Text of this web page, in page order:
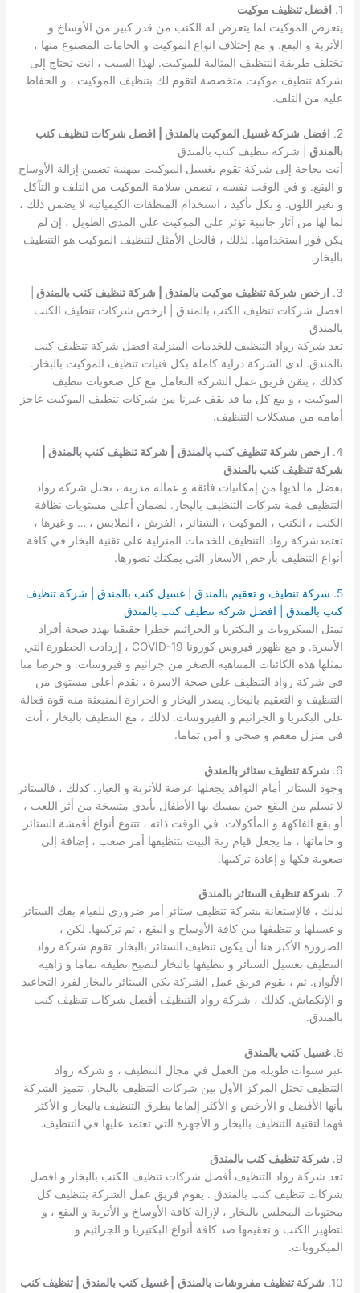
1.
افضل تنظيف موكيت
يتعرض الموكيت لما يتعرض له الكنب من قدر كبير من الأوساخ و
الأتربة و البقع. و مع إختلاف انواع الموكيت و الخامات المصنوع منها ،
تختلف طريقة التنظيف المثالية للموكيت. لهذا السبب ، انت تحتاج إلى
شركة تنظيف موكيت متخصصة لتقوم لك بتنظيف الموكيت ، و الحفاظ
عليه من التلف.
2. افضل شركة غسيل الموكيت بالمندق | افضل شركات تنظيف كنب
بالمندق | شركه تنظيف كنب بالمندق
أنت بحاجة إلى شركة تقوم بغسيل الموكيت بمهنية تضمن إزالة الأوساخ
و البقع. و في الوقت نفسه ، تضمن سلامة الموكيت من التلف و التآكل
و تغير اللون. و بكل تأكيد ، استخدام المنظفات الكيميائية لا يضمن ذلك ،
لما لها من آثار جانبية تؤثر على الموكيت على المدى الطويل ، إن لم
يكن فور استخدامها. لذلك ، فالحل الأمثل لتنظيف الموكيت هو التنظيف
بالبخار.
3. ارخص شركة تنظيف موكيت بالمندق | شركة تنظيف كنب بالمندق
افضل شركات تنظيف الكنب بالمندق | ارخص شركات تنظيف الكنب
بالمندق
تعد شركة رواد التنظيف للخدمات المنزلية افضل شركة تنظيف كنب
بالمندق. لدى الشركة دراية كاملة بكل فنيات تنظيف الموكيت بالبخار.
كذلك ، يتقن فريق عمل الشركة التعامل مع كل صعوبات تنظيف
الموكيت ، و مع كل ما قد يقف غيرنا من شركات تنظيف الموكيت عاجز
أمامه من مشكلات التنظيف.
4. ارخص شركة تنظيف كنب بالمندق
| شركة تنظيف كنب بالمندق |
شركة تنظيف كنب بالمندق
بفضل ما لديها من إمكانيات فائقة و عمالة مدربة ، تحتل شركة رواد
التنظيف قمة شركات التنظيف بالبخار. لضمان أعلى مستويات نظافة
الكنب ، الكنب ، الموكيت ، الستائر ، الفرش ، الملابس ، … و غيرها ،
تعتمدشركة رواد التنظيف للخدمات المنزلية على تقنية البخار في كافة
أنواع التنظيف بأرخص الأسعار التي يمكنك تصورها.
5. شركة تنظيف و تعقيم بالمندق | غسيل كنب بالمندق | شركة تنظيف
كنب بالمندق | افضل شركة تنظيف كنب بالمندق
تمثل الميكروبات و البكتريا و الجراثيم خطرا حقيقيا يهدد صحة أفراد
الأسرة. و مع ظهور فيروس كورونا COVID-19 ، إزدادت الخطورة التي
تمثلها هذه الكائنات المتناهية الصغر من جراثيم و فيروسات. و حرصا منا
في شركة رواد التنظيف على صحة الاسرة ، نقدم أعلى مستوى من
التنظيف و التعقيم بالبخار. يصدر البخار و الحرارة المنبعثة منه قوة فعالة
على البكتريا و الجراثيم و الفيروسات. لذلك ، مع التنظيف بالبخار ، أنت
في منزل معقم و صحي و آمن تماما.
6.
شركة تنظيف ستائر بالمندق
وجود الستائر أمام النوافذ يجعلها عرضة للأتربة و الغبار. كذلك ، فالستائر
لا تسلم من البقع حين يمسك بها الأطفال بأيدي متسخة من أثر اللعب ،
أو بقع الفاكهة و المأكولات. في الوقت ذاته ، تتنوع أنواع أقمشة الستائر
و خاماتها ، ما يجعل قيام ربة البيت بتنظيفها أمر صعب ، إضافة إلى
صعوبة فكها و إعادة تركيبها.
7. شركة تنظيف الستائر بالمندق
لذلك ، فالإستعانة بشركة تنظيف ستائر أمر ضروري للقيام بفك الستائر
و غسيلها و تنظيفها من كافة الأوساخ و البقع ، ثم تركيبها. لكن ،
الضرورة الأكبر هنا أن يكون تنظيف الستائر بالبخار. تقوم شركة رواد
التنظيف بغسيل الستائر و تنظيفها بالبخار لتصبح نظيفة تماما و زاهية
الألوان. ثم ، يقوم فريق عمل الشركة بكي الستائر بالبخار لفرد التجاعيد
و الإنكماش. كذلك ، شركة رواد التنظيف أفضل شركات تنظيف كنب
بالمندق.
8. غسيل كنب بالمندق
عبر سنوات طويلة من العمل في مجال التنظيف ، و شركة رواد
التنظيف تحتل المركز الأول بين شركات التنظيف بالبخار. تتميز الشركة
بأنها الأفضل و الأرخص و الأكثر إلماما بطرق التنظيف بالبخار و الأكثر
فهما لتقنية التنظيف بالبخار و الأجهزة التي تعتمد عليها في التنظيف.
9.
شركة تنظيف كنب بالمندق
تعد شركة رواد التنظيف أفضل شركات تنظيف الكنب بالبخار و افضل
شركات تنظيف كنب بالمندق . يقوم فريق عمل الشركة بتنظيف كل
محتويات المجلس بالبخار ، لإزالة كافة الأوساخ و الأتربة و البقع ، و
لتطهير الكنب و تعقيمها ضد كافة أنواع البكتيريا و الجراثيم و
الميكروبات.
10. شركة تنظيف مفروشات بالمندق
| غسيل كنب بالمندق | تنظيف كنب